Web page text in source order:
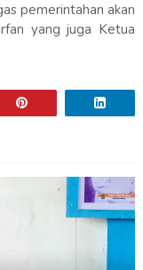
pemerintahan akan
yang juga Ketua